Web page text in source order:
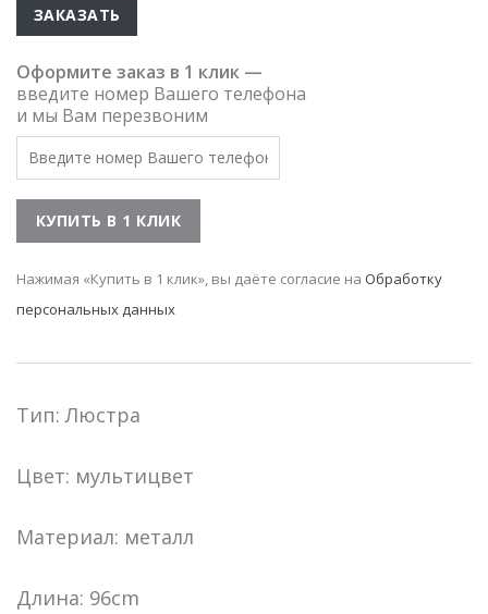
ЗАКАЗАТЬ
Оформите заказ в 1 клик —
введите номер Вашего телефона
и мы Вам перезвоним
Нажимая «Купить в 1 клик», вы даёте согласие на Обработку
персональных данных
Тип: Люстра
Цвет: мультицвет
Материал: металл
Длина: 96cm